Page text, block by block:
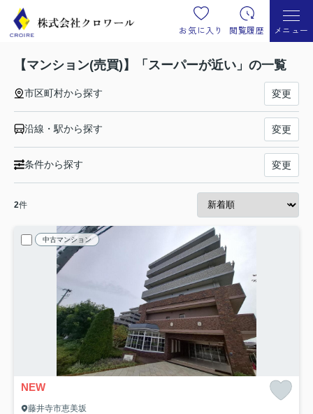
お気に入り 閲覧履歴 メニュー
【マンション(売買)】「スーパーが近い」の一覧
市区町村から探す 変更
沿線・駅から探す 変更
条件から探す 変更
2件
中古マンション
NEW
藤井寺市恵美坂